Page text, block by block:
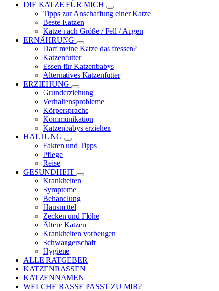
DIE KATZE FÜR MICH
Tipps zur Anschaffung einer Katze
Beste Katzen
Katze nach Größe / Fell / Augen
ERNÄHRUNG
Darf meine Katze das fressen?
Katzenfutter
Essen für Katzenbabys
Alternatives Katzenfutter
ERZIEHUNG
Grunderziehung
Verhaltensprobleme
Körpersprache
Kommunikation
Katzenbabys erziehen
HALTUNG
Fakten und Tipps
Pflege
Reise
GESUNDHEIT
Krankheiten
Symptome
Behandlung
Hausmittel
Zecken und Flöhe
Ältere Katzen
Krankheiten vorbeugen
Schwangerschaft
Hygiene
ALLE RATGEBER
KATZENRASSEN
KATZENNAMEN
WELCHE RASSE PASST ZU MIR?